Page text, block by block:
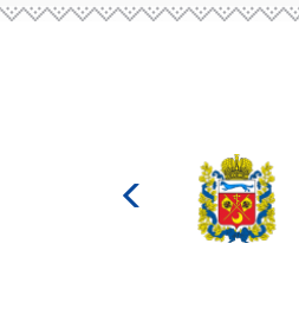
Министерство
культуры
Российской
федерации